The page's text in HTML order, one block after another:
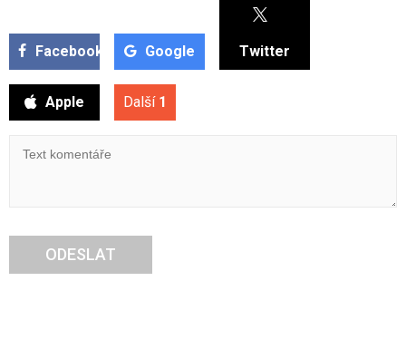
Facebook Google Twitter
Apple Další 1
ODESLAT